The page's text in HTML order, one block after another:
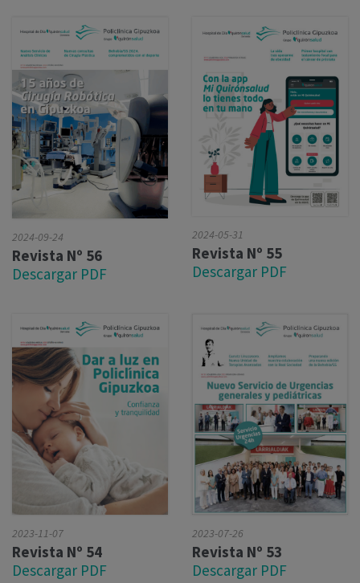
2024-09-24
Revista Nº 56
Descargar PDF
2024-05-31
Revista Nº 55
Descargar PDF
2023-11-07
Revista Nº 54
Descargar PDF
2023-07-26
Revista Nº 53
Descargar PDF